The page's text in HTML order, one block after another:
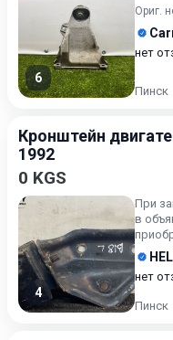
6
Ориг.
нет
Пинск
Кронштейн
1992
0 KGS
4
При
в
нет
Пинск